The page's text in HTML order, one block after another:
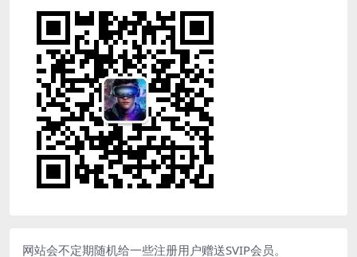
网站会不定期随机给一些注册用户赠送SVIP会员。